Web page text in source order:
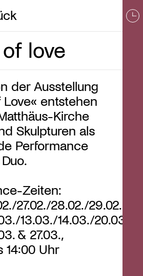
ein/ausblenden
love
der Ausstellung
entstehen
Kirche
Skulpturen als
Performance
Zeiten:
27.02./28.02./29.02./
13.03./14.03./20.03./
& 27.03.,
14:00 Uhr